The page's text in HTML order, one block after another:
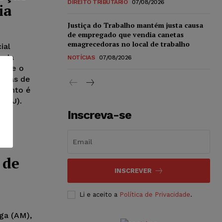
da
que o
de
é
(AM),
DIREITO TRIBUTÁRIO 07/08/2026
Justiça do Trabalho mantém justa causa
de empregado que vendia canetas
emagrecedoras no local de trabalho
NOTÍCIAS 07/08/2026
Inscreva-se
INSCREVER
Li e aceito a Política de Privacidade.